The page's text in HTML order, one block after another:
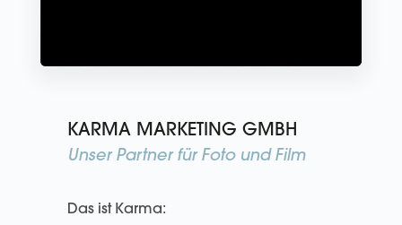
KARMA MARKETING GMBH
Unser Partner für Foto und Film
Das ist Karma: